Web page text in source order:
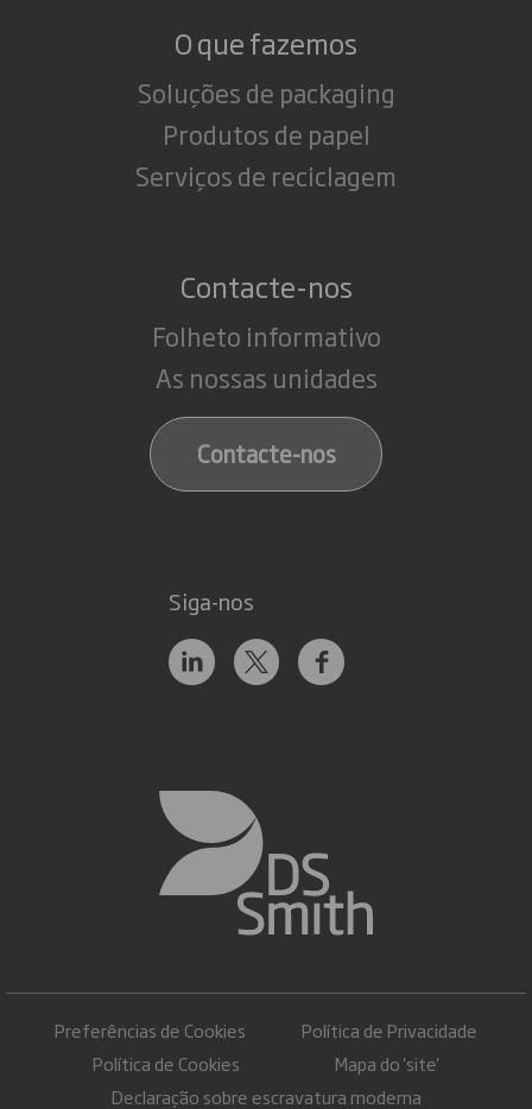
O que fazemos
Soluções de packaging
Produtos de papel
Serviços de reciclagem
Contacte-nos
Folheto informativo
As nossas unidades
Contacte-nos
Siga-nos
Preferências de Cookies
Política de Privacidade
Política de Cookies
Mapa do 'site'
Declaração sobre escravatura moderna